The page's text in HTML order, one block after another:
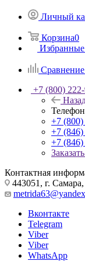
Личный
Корзина0
Сравнение
+7 (800)
+7
+7 (846)
+7 (846)
Контактная
443051, г.
Вконтакте
Telegram
Viber
Viber
WhatsApp